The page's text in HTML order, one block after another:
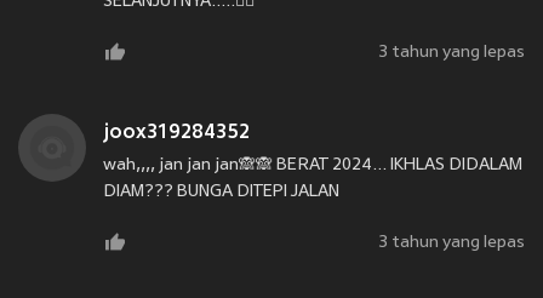
3 tahun yang lepas
joox319284352
wah,,,, jan jan jan🙈🙈 BERAT 2024... IKHLAS DIDALAM
DIAM??? BUNGA DITEPI JALAN
3 tahun yang lepas